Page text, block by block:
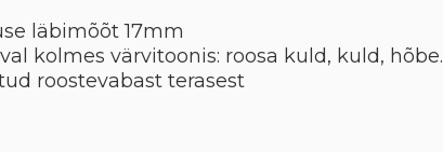
läbimõõt 17mm
kolmes värvitoonis: roosa kuld, kuld, hõbe.
roostevabast terasest